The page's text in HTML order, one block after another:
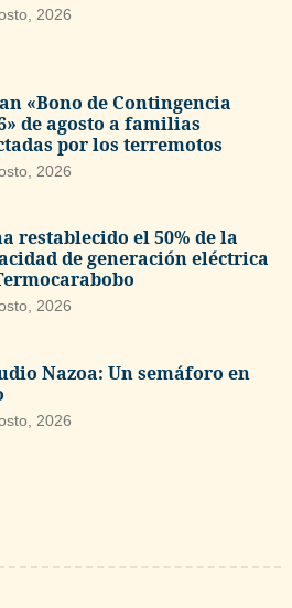
2026
«Bono de Contingencia
de agosto a familias
por los terremotos
2026
restablecido el 50% de la
de generación eléctrica
2026
Nazoa: Un semáforo en
2026